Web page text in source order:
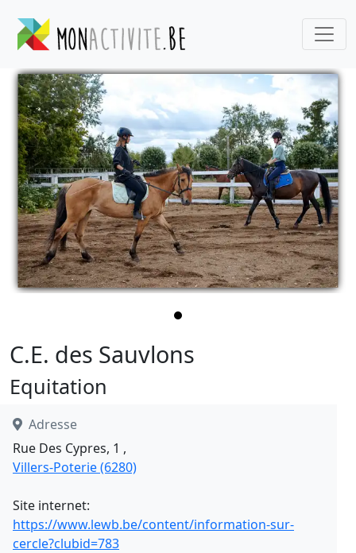
C.E. des Sauvlons
Equitation
Adresse
Rue Des Cypres, 1 ,
Villers-Poterie (6280)
Site internet:
https://www.lewb.be/content/information-sur-
cercle?clubid=783